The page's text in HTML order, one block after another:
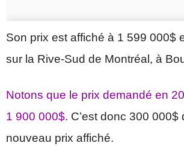
Son prix est affiché à 1 599 000$
sur la Rive-Sud de Montréal, à
Notons que le prix demandé en
1 900 000$. C’est donc 300 000$
nouveau prix affiché.